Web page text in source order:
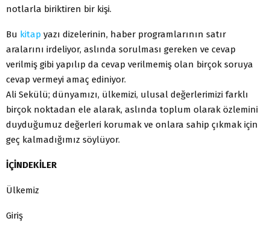
notlarla biriktiren bir kişi.
Bu kitap yazı dizelerinin, haber programlarının satır
aralarını irdeliyor, aslında sorulması gereken ve cevap
verilmiş gibi yapılıp da cevap verilmemiş olan birçok soruya
cevap vermeyi amaç ediniyor.
Ali Sekülü; dünyamızı, ülkemizi, ulusal değerlerimizi farklı
birçok noktadan ele alarak, aslında toplum olarak özlemini
duyduğumuz değerleri korumak ve onlara sahip çıkmak için
geç kalmadığımız söylüyor.
İÇİNDEKİLER
Ülkemiz
Giriş